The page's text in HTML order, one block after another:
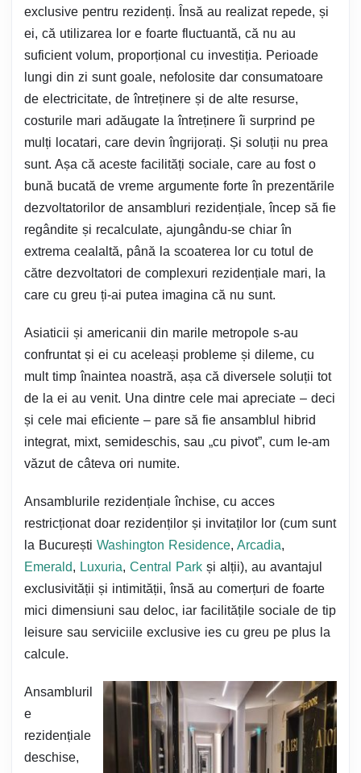
exclusive pentru rezidenți. Însă au realizat repede, și
ei, că utilizarea lor e foarte fluctuantă, că nu au
suficient volum, proporțional cu investiția. Perioade
lungi din zi sunt goale, nefolosite dar consumatoare
de electricitate, de întreținere și de alte resurse,
costurile mari adăugate la întreținere îi surprind pe
mulți locatari, care devin îngrijorați. Și soluții nu prea
sunt. Așa că aceste facilități sociale, care au fost o
bună bucată de vreme argumente forte în prezentările
dezvoltatorilor de ansambluri rezidențiale, încep să fie
regândite și recalculate, ajungându-se chiar în
extrema cealaltă, până la scoaterea lor cu totul de
către dezvoltatori de complexuri rezidențiale mari, la
care cu greu ți-ai putea imagina că nu sunt.
Asiaticii și americanii din marile metropole s-au
confruntat și ei cu aceleași probleme și dileme, cu
mult timp înaintea noastră, așa că diversele soluții tot
de la ei au venit. Una dintre cele mai apreciate – deci
și cele mai eficiente – pare să fie ansamblul hibrid
integrat, mixt, semideschis, sau „cu pivot”, cum le-am
văzut de câteva ori numite.
Ansamblurile rezidențiale închise, cu acces
restricționat doar rezidenților și invitaților lor (cum sunt
la București Washington Residence, Arcadia,
Emerald, Luxuria, Central Park și alții), au avantajul
exclusivității și intimității, însă au comerțuri de foarte
mici dimensiuni sau deloc, iar facilitățile sociale de tip
leisure sau serviciile exclusive ies cu greu pe plus la
calcule.
Ansambluril
e
rezidențiale
deschise,